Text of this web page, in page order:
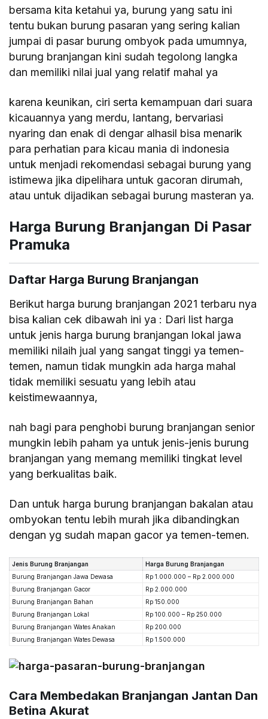
bersama kita ketahui ya, burung yang satu ini
tentu bukan burung pasaran yang sering kalian
jumpai di pasar burung ombyok pada umumnya,
burung branjangan kini sudah tegolong langka
dan memiliki nilai jual yang relatif mahal ya
karena keunikan, ciri serta kemampuan dari suara
kicauannya yang merdu, lantang, bervariasi
nyaring dan enak di dengar alhasil bisa menarik
para perhatian para kicau mania di indonesia
untuk menjadi rekomendasi sebagai burung yang
istimewa jika dipelihara untuk gacoran dirumah,
atau untuk dijadikan sebagai burung masteran ya.
Harga Burung Branjangan Di Pasar
Pramuka
Daftar Harga Burung Branjangan
Berikut harga burung branjangan 2021 terbaru nya
bisa kalian cek dibawah ini ya : Dari list harga
untuk jenis harga burung branjangan lokal jawa
memiliki nilaih jual yang sangat tinggi ya temen-
temen, namun tidak mungkin ada harga mahal
tidak memiliki sesuatu yang lebih atau
keistimewaannya,
nah bagi para penghobi burung branjangan senior
mungkin lebih paham ya untuk jenis-jenis burung
branjangan yang memang memiliki tingkat level
yang berkualitas baik.
Dan untuk harga burung branjangan bakalan atau
ombyokan tentu lebih murah jika dibandingkan
dengan yg sudah mapan gacor ya temen-temen.
Jenis Burung Branjangan
Harga Burung Branjangan
Burung Branjangan Jawa Dewasa
Rp 1.000.000 – Rp 2.000.000
Burung Branjangan Gacor
Rp 2.000.000
Burung Branjangan Bahan
Rp 150.000
Burung Branjangan Lokal
Rp 100.000 – Rp 250.000
Burung Branjangan Wates Anakan
Rp 200.000
Burung Branjangan Wates Dewasa
Rp 1.500.000
Cara Membedakan Branjangan Jantan Dan
Betina Akurat